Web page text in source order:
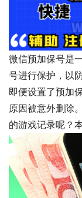
微信预加保号是
号进行保护，以
即便设置了预加
原因被意外删除
的游戏记录呢？